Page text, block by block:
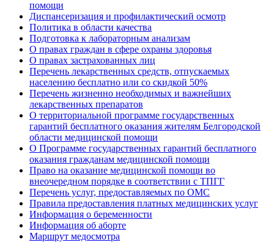
помощи
Диспансеризация и профилактический осмотр
Политика в области качества
Подготовка к лабораторным анализам
О правах граждан в сфере охраны здоровья
О правах застрахованных лиц
Перечень лекарственных средств, отпускаемых
населению бесплатно или со скидкой 50%
Перечень жизненно необходимых и важнейших
лекарственных препаратов
О территориальной программе государственных
гарантий бесплатного оказания жителям Белгородской
области медицинской помощи
О Программе государственных гарантий бесплатного
оказания гражданам медицинской помощи
Право на оказание медицинской помощи во
внеочередном порядке в соответствии с ТПГГ
Перечень услуг, предоставляемых по ОМС
Правила предоставления платных медицинских услуг
Информация о беременности
Информация об аборте
Маршрут медосмотра